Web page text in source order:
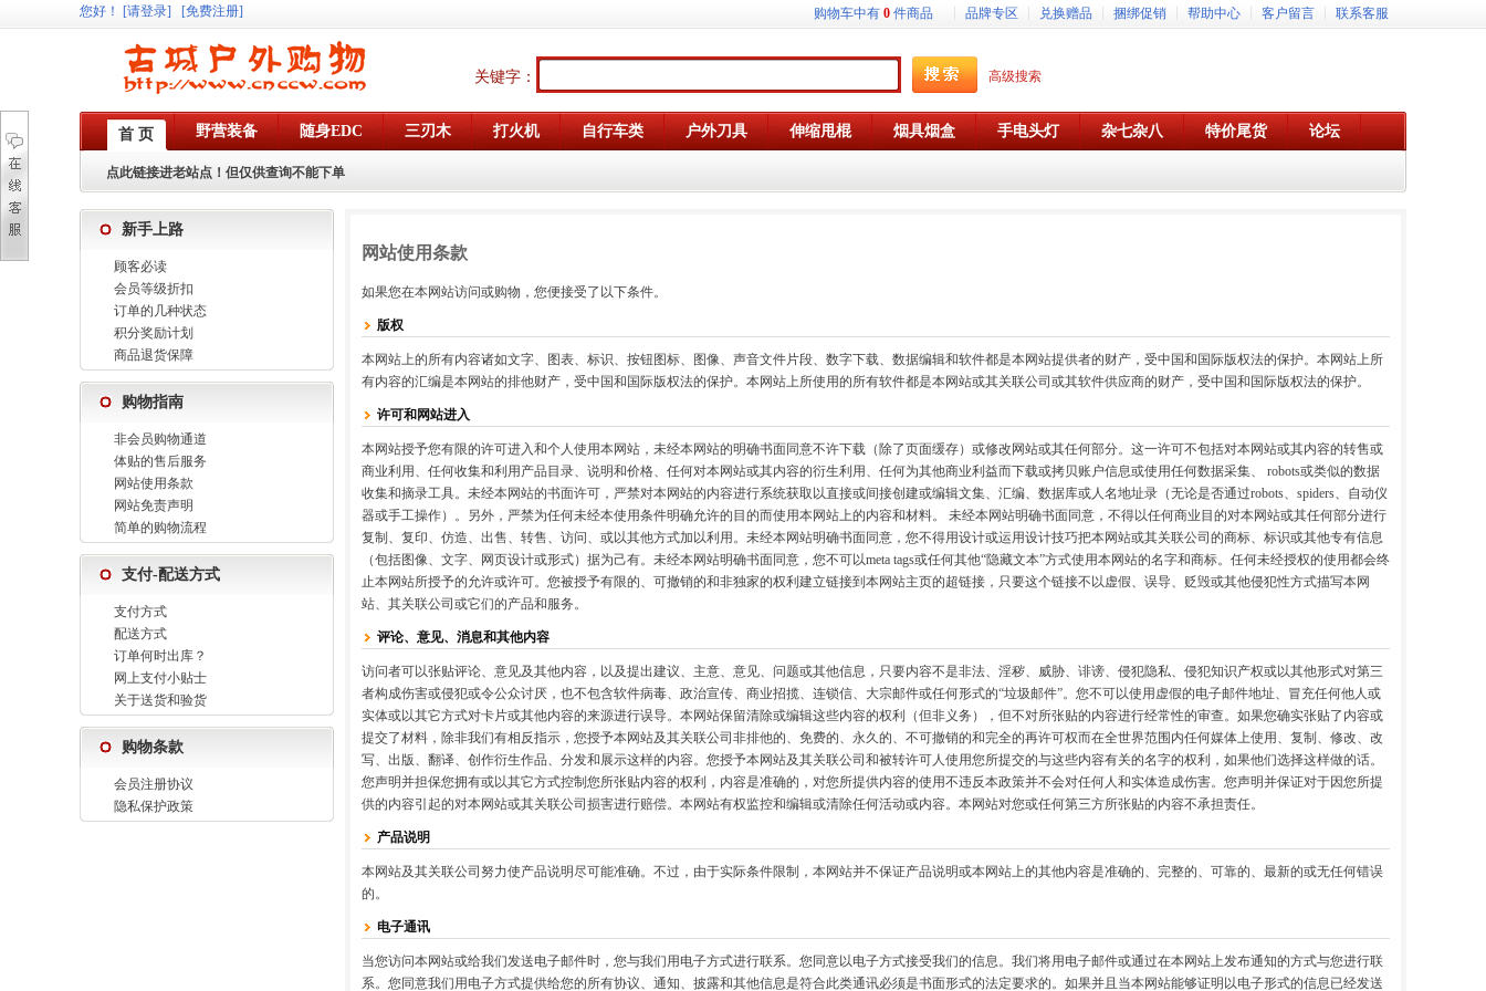
您好 ！ [请登录] [免费注册] 购物车中有 0 件商品 品牌专区 兑换赠品 捆绑促销 帮助中心 客户留言 联系客服
关键字： 高级搜索
首 页 野营装备 随身EDC 三刃木 打火机 自行车类 户外刀具 伸缩甩棍 烟具烟盒 手电头灯 杂七杂八 特价尾货 论坛
点此链接进老站点！但仅供查询不能下单
新手上路
顾客必读
会员等级折扣
订单的几种状态
积分奖励计划
商品退货保障
购物指南
非会员购物通道
体贴的售后服务
网站使用条款
网站免责声明
简单的购物流程
支付-配送方式
支付方式
配送方式
订单何时出库？
网上支付小贴士
关于送货和验货
购物条款
会员注册协议
隐私保护政策
网站使用条款
如果您在本网站访问或购物，您便接受了以下条件。
版权
本网站上的所有内容诸如文字、图表、标识、按钮图标、图像、声音文件片段、数字下载、数据编辑和软件都是本网站提供者的财产，受中国和国际版权法的保护。本网站上所
有内容的汇编是本网站的排他财产，受中国和国际版权法的保护。本网站上所使用的所有软件都是本网站或其关联公司或其软件供应商的财产，受中国和国际版权法的保护。
许可和网站进入
本网站授予您有限的许可进入和个人使用本网站，未经本网站的明确书面同意不许下载（除了页面缓存）或修改网站或其任何部分。这一许可不包括对本网站或其内容的转售或
商业利用、任何收集和利用产品目录、说明和价格、任何对本网站或其内容的衍生利用、任何为其他商业利益而下载或拷贝账户信息或使用任何数据采集、 robots或类似的数据
收集和摘录工具。未经本网站的书面许可，严禁对本网站的内容进行系统获取以直接或间接创建或编辑文集、汇编、数据库或人名地址录（无论是否通过robots、spiders、自动仪
器或手工操作）。另外，严禁为任何未经本使用条件明确允许的目的而使用本网站上的内容和材料。 未经本网站明确书面同意，不得以任何商业目的对本网站或其任何部分进行
复制、复印、仿造、出售、转售、访问、或以其他方式加以利用。未经本网站明确书面同意，您不得用设计或运用设计技巧把本网站或其关联公司的商标、标识或其他专有信息
（包括图像、文字、网页设计或形式）据为己有。未经本网站明确书面同意，您不可以meta tags或任何其他“隐藏文本”方式使用本网站的名字和商标。任何未经授权的使用都会终
止本网站所授予的允许或许可。您被授予有限的、可撤销的和非独家的权利建立链接到本网站主页的超链接，只要这个链接不以虚假、误导、贬毁或其他侵犯性方式描写本网
站、其关联公司或它们的产品和服务。
评论、意见、消息和其他内容
访问者可以张贴评论、意见及其他内容，以及提出建议、主意、意见、问题或其他信息，只要内容不是非法、淫秽、威胁、诽谤、侵犯隐私、侵犯知识产权或以其他形式对第三
者构成伤害或侵犯或令公众讨厌，也不包含软件病毒、政治宣传、商业招揽、连锁信、大宗邮件或任何形式的“垃圾邮件”。您不可以使用虚假的电子邮件地址、冒充任何他人或
实体或以其它方式对卡片或其他内容的来源进行误导。本网站保留清除或编辑这些内容的权利（但非义务），但不对所张贴的内容进行经常性的审查。如果您确实张贴了内容或
提交了材料，除非我们有相反指示，您授予本网站及其关联公司非排他的、免费的、永久的、不可撤销的和完全的再许可权而在全世界范围内任何媒体上使用、复制、修改、改
写、出版、翻译、创作衍生作品、分发和展示这样的内容。您授予本网站及其关联公司和被转许可人使用您所提交的与这些内容有关的名字的权利，如果他们选择这样做的话。
您声明并担保您拥有或以其它方式控制您所张贴内容的权利，内容是准确的，对您所提供内容的使用不违反本政策并不会对任何人和实体造成伤害。您声明并保证对于因您所提
供的内容引起的对本网站或其关联公司损害进行赔偿。本网站有权监控和编辑或清除任何活动或内容。本网站对您或任何第三方所张贴的内容不承担责任。
产品说明
本网站及其关联公司努力使产品说明尽可能准确。不过，由于实际条件限制，本网站并不保证产品说明或本网站上的其他内容是准确的、完整的、可靠的、最新的或无任何错误
的。
电子通讯
当您访问本网站或给我们发送电子邮件时，您与我们用电子方式进行联系。您同意以电子方式接受我们的信息。我们将用电子邮件或通过在本网站上发布通知的方式与您进行联
系。您同意我们用电子方式提供给您的所有协议、通知、披露和其他信息是符合此类通讯必须是书面形式的法定要求的。如果并且当本网站能够证明以电子形式的信息已经发送